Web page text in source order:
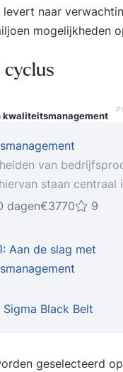
levert naar
mogelijkheden
cyclus
kwaliteitsmanagement
van
staan centraal
je persoonlijke
komen in ruime
stellen
aan de
diensten van
opleiding leer je
dagen€3770 9
Aan de slag met
Sigma Black Belt
geselecteerd